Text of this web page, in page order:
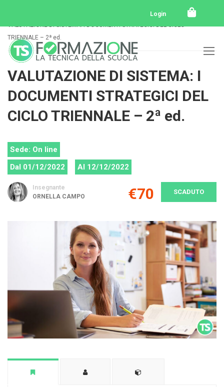
Login
VALUTAZIONE DI SISTEMA: I DOCUMENTI STRATEGICI DEL CICLO
TRIENNALE – 2ª ed.
VALUTAZIONE DI SISTEMA: I
DOCUMENTI STRATEGICI DEL
CICLO TRIENNALE – 2ª ed.
Sede: On line
Dal 01/12/2022
Al 12/12/2022
Insegnante
ORNELLA CAMPO
€70 SCADUTO